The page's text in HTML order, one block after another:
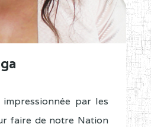
par les
faire de notre Nation